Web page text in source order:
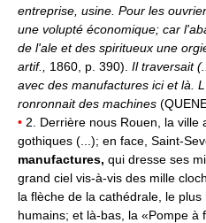
entreprise, usine. Pour les
une volupté économique; car
de l'ale et des spiritueux une
artif., 1860, p. 390). Il traversait
avec des manufactures ici et là.
ronronnait des machines
• 2. Derrière nous Rouen, la ville
gothiques (...); en face, Saint-
manufactures, qui dresse ses
grand ciel vis-à-vis des mille
la flèche de la cathédrale, le
humains; et là-bas, la «Pompe à